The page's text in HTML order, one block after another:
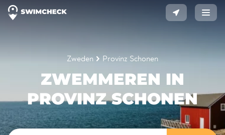
Zweden Provinz Schonen
ZWEMMEREN IN
PROVINZ SCHONEN